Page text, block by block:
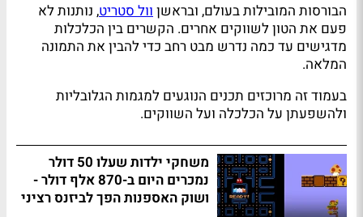
הבורסות המובילות בעולם, ובראשןוול סטריט, נותנות לא
פעם את הטון לשווקים אחרים. הקשרים בין הכלכלות
מדגישים עד כמה נדרש מבט רחב כדי להבין את התמונה
המלאה.
בעמוד זה מרוכזים תכנים הנוגעים למגמות הגלובליות
ולהשפעתן על הכלכלה ועל השווקים.
משחקי ילדות שעלו 50 דולר
נמכרים היום ב-870 אלף דולר -
ושוק האספנות הפך לביזנס רציני